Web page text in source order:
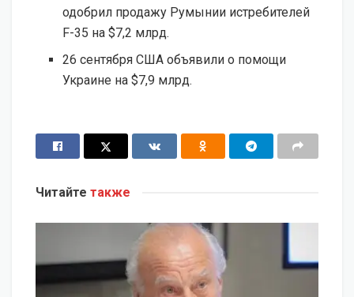
одобрил продажу Румынии истребителей
F-35 на $7,2 млрд.
26 сентября США объявили о помощи
Украине на $7,9 млрд.
Читайте также